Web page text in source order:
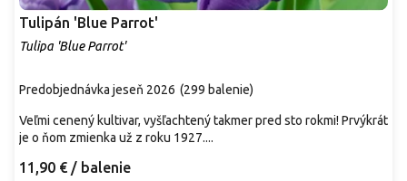
Tulipán 'Blue Parrot'
Tulipa 'Blue Parrot'
Predobjednávka jeseň 2026 (299 balenie)
11,90 € / balenie
Veľmi cenený kultivar, vyšľachtený takmer pred sto rokmi! Prvýkrát
je o ňom zmienka už z roku 1927....